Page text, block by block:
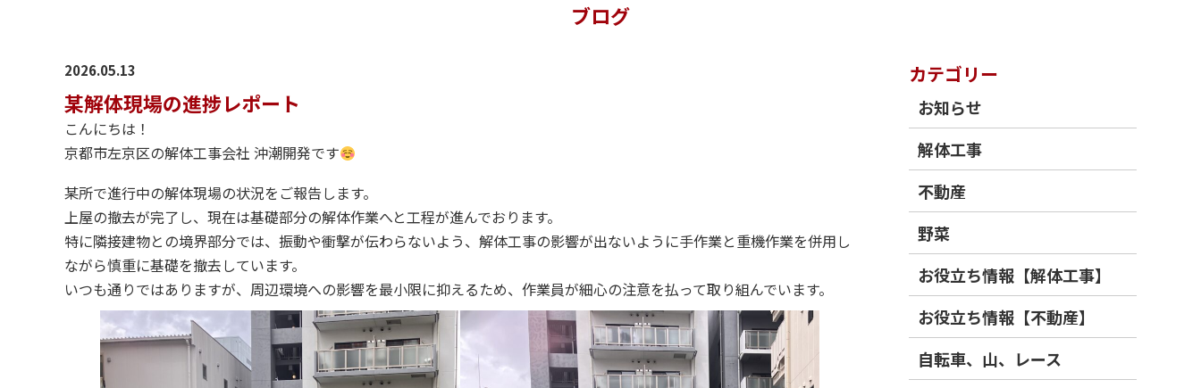
ブログ
2026.05.13
某解体現場の進捗レポート
こんにちは！
京都市左京区の解体工事会社 沖潮開発です
某所で進行中の解体現場の状況をご報告します。
上屋の撤去が完了し、現在は基礎部分の解体作業へと工程が進んでおります。
特に隣接建物との境界部分では、振動や衝撃が伝わらないよう、解体工事の影響が出ないように手作業と重機作業を併用し
ながら慎重に基礎を撤去しています。
いつも通りではありますが、周辺環境への影響を最小限に抑えるため、作業員が細心の注意を払って取り組んでいます。
カテゴリー
お知らせ
解体工事
不動産
野菜
お役立ち情報【解体工事】
お役立ち情報【不動産】
自転車、山、レース